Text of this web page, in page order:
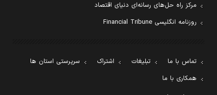
مرکز راه حل‌های رسانه‌ای دنیای اقتصاد
روزنامه انگلیسی Financial Tribune
تماس با ما تبلیغات اشتراک
سرپرستی استان ها
همکاری با ما